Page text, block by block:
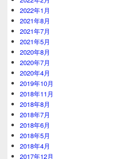
2022年1月
2021年8月
2021年7月
2021年5月
2020年8月
2020年7月
2020年4月
2019年10月
2018年11月
2018年8月
2018年7月
2018年6月
2018年5月
2018年4月
2017年12月